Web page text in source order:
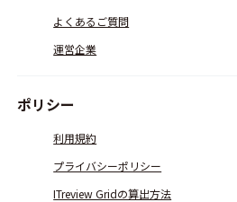
よくあるご質問
運営企業
ポリシー
利用規約
プライバシーポリシー
ITreview Gridの算出方法